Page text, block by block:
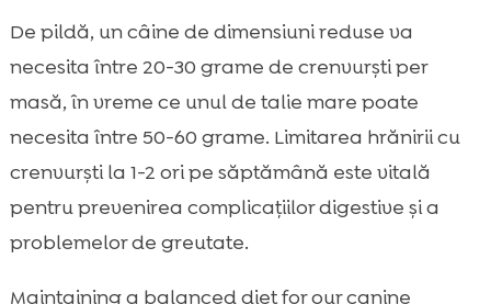
De pildă, un câine de dimensiuni reduse va
necesita între 20-30 grame de crenvurști per
masă, în vreme ce unul de talie mare poate
necesita între 50-60 grame. Limitarea hrănirii cu
crenvurști la 1-2 ori pe săptămână este vitală
pentru prevenirea complicațiilor digestive și a
problemelor de greutate.
Maintaining a balanced diet for our canine